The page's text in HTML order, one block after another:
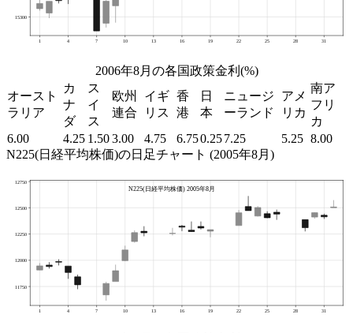
2006年8月の各国政策金利(%)
オースト
ラリア
カ
ナ
ダ
ス
イ
ス
欧州
連合
イギ
リス
香
港
日
本
ニュージ
ーランド
アメ
リカ
南ア
フリ
カ
6.00
4.25 1.503.00 4.75 6.750.257.25 5.25 8.00
N225(日経平均株価)の日足チャート (2005年8月)